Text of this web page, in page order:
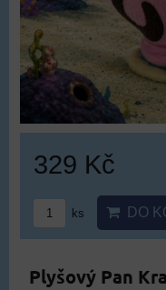
329 Kč
ks DO
Plyšový Pan